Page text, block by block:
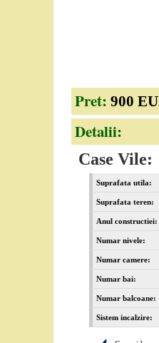
Pret: 900
Detalii:
Case Vile:
Suprafata utila:
Suprafata teren:
Anul constructiei:
Numar nivele:
Numar camere:
Numar bai:
Numar balcoane:
Sistem incalzire: